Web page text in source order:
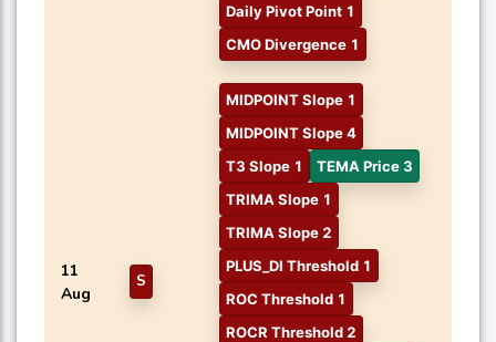
Daily Pivot Point 1
CMO Divergence 1
11
Aug
S
MIDPOINT Slope 1
MIDPOINT Slope 4
T3 Slope 1
TEMA Price 3
TRIMA Slope 1
TRIMA Slope 2
PLUS_DI Threshold 1
ROC Threshold 1
ROCR Threshold 2